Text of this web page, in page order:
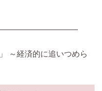
～経済的に追いつめら